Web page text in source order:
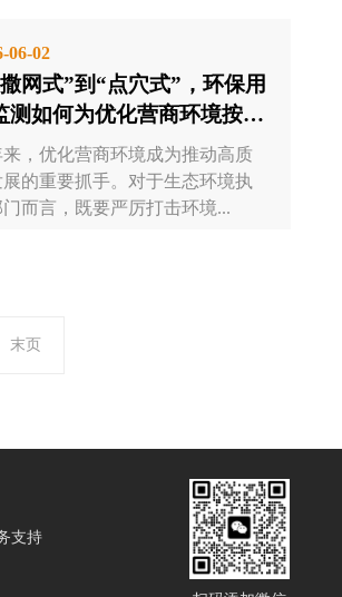
06-02
网式”到“点穴式”，环保用
测如何为优化营商环境按
速键”？
来，优化营商环境成为推动高质
的重要抓手。对于生态环境执
而言，既要严厉打击环境...
末页
支持